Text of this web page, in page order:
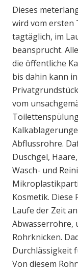
Dieses
wird vom ersten
tagtäglich, im
beansprucht.
die öffentliche
bis dahin kann
vom
Abflussrohre.
Duschgel,
Wasch- und
Kosmetik. Diese
Laufe der Zeit
Abwasserrohre,
Rohrknicken.
Durchlässigkeit
Von diesem